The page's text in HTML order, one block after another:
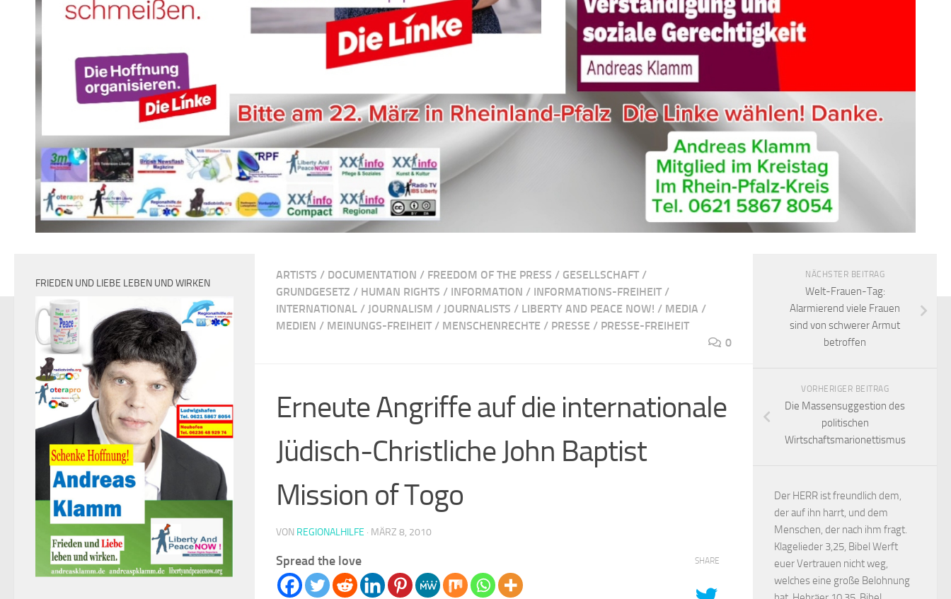
ARTISTS / DOCUMENTATION / FREEDOM OF THE PRESS / GESELLSCHAFT /
GRUNDGESETZ / HUMAN RIGHTS / INFORMATION / INFORMATIONS-FREIHEIT /
INTERNATIONAL / JOURNALISM / JOURNALISTS / LIBERTY AND PEACE NOW! / MEDIA /
MEDIEN / MEINUNGS-FREIHEIT / MENSCHENRECHTE / PRESSE / PRESSE-FREIHEIT
0
Erneute Angriffe auf die internationale
Jüdisch-Christliche John Baptist
Mission of Togo
VON REGIONALHILFE · MÄRZ 8, 2010
Spread the love SHARE
FRIEDEN UND LIEBE LEBEN UND WIRKEN
NÄCHSTER BEITRAG
Welt-Frauen-Tag:
Alarmierend viele Frauen
sind von schwerer Armut
betroffen
VORHERIGER BEITRAG
Die Massensuggestion des
politischen
Wirtschaftsmarionettismus
Der HERR ist freundlich dem,
der auf ihn harrt, und dem
Menschen, der nach ihm fragt.
Klagelieder 3,25, Bibel Werft
euer Vertrauen nicht weg,
welches eine große Belohnung